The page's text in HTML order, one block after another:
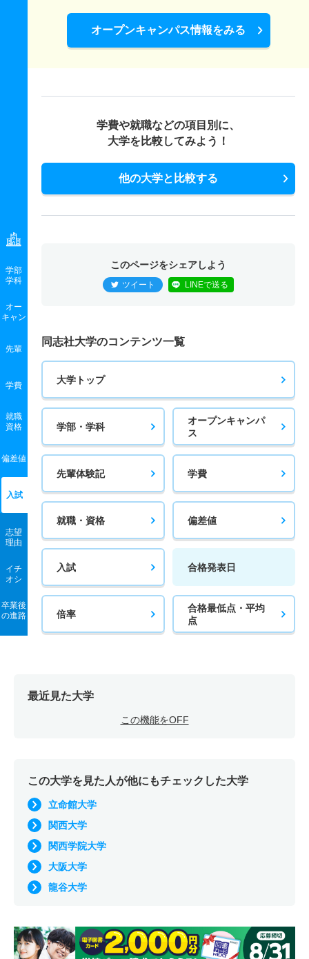
学部
学科
オー
キャン
先輩
学費
就職
資格
偏差値
入試
志望
理由
イチ
オシ
卒業後
の進路
オープンキャンパス情報をみる
学費や就職などの項目別に、
大学を比較してみよう！
他の大学と比較する
このページをシェアしよう
ツイート LINEで送る
同志社大学のコンテンツ一覧
大学トップ
学部・学科
オープンキャンパ
ス
先輩体験記 学費
就職・資格 偏差値
入試 合格発表日
倍率
合格最低点・平均
点
最近見た大学
この機能をOFF
この大学を見た人が他にもチェックした大学
立命館大学
関西大学
関西学院大学
大阪大学
龍谷大学